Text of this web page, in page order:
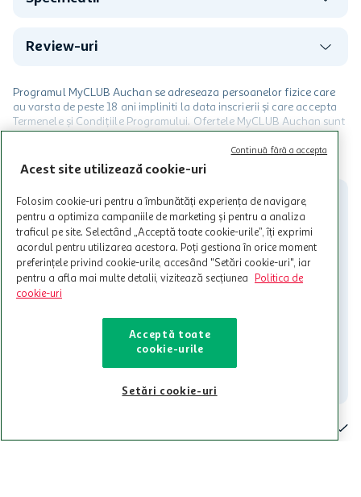
Review-uri
Programul MyCLUB Auchan se adreseaza persoanelor fizice care
au varsta de peste 18 ani impliniti la data inscrierii și care accepta
Termenele și Condițiile Programului. Ofertele MyCLUB Auchan sunt
limita a 12 unitati / card client o singura data in perioada promotiei.
Cardul poate fi utilizat doar in legatura cu magazinele Auchan
activitati in afara celor mentionate in Termene si Conditii. Auchan
nu raspunde pentru imposibilitatea utilizarii Cardului in perioada in
care aceste este suspendat sau in perioada in care sunt efectuate
intretineri sau reparatii tehnice la sistemul de utilizarea al Cardului.
CITESTE MAI MULT
Contacteaza-ne!
021-9141 contact@auchan.ro
Contact
Acest site utilizează cookie-uri
Folosim cookie-uri pentru a îmbunătăți experiența de navigare,
pentru a optimiza campaniile de marketing și pentru a analiza
traficul pe site. Selectând „Acceptă toate cookie-urile”, îți exprimi
acordul pentru utilizarea acestora. Poți gestiona în orice moment
preferințele privind cookie-urile, accesând "Setări cookie-uri", iar
pentru a afla mai multe detalii, vizitează secțiunea
Politica de
cookie-uri
Acceptă toate
cookie-urile
Setări cookie-uri
Continuă fără a accepta